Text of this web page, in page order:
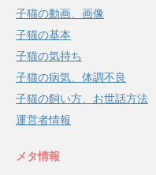
子猫の動画、画像
子猫の基本
子猫の気持ち
子猫の病気、体調不良
子猫の飼い方、お世話方法
運営者情報
メタ情報